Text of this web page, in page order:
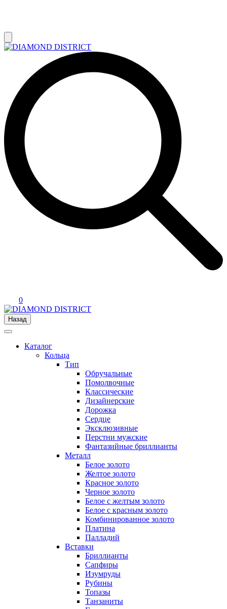
0
Назад
Каталог
Кольца
Тип
Обручальные
Помолвочные
Классические
Дизайнерские
Дорожка
Сердце
Эксклюзивные
Перстни мужские
Фантазийные бриллианты
Металл
Белое золото
Желтое золото
Красное золото
Черное золото
Белое с желтым золото
Белое с красным золото
Комбинированное золото
Платина
Палладий
Вставки
Бриллианты
Сапфиры
Изумруды
Рубины
Топазы
Танзаниты